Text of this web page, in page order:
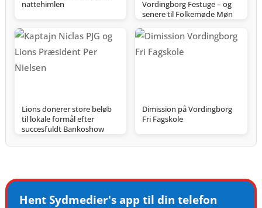
nattehimlen
Vordingborg Festuge – og
senere til Folkemøde Møn
Lions donerer store beløb
til lokale formål efter
succesfuldt Bankoshow
Dimission på Vordingborg
Fri Fagskole
Hent Sydmedier's app til din telefon